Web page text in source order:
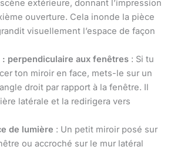
extérieure, donnant l’impression
ouverture. Cela inonde la pièce
visuellement l’espace de façon
: perpendiculaire aux fenêtres : Si tu
ton miroir en face, mets-le sur un
droit par rapport à la fenêtre. Il
latérale et la redirigera vers
de lumière : Un petit miroir posé sur
ou accroché sur le mur latéral